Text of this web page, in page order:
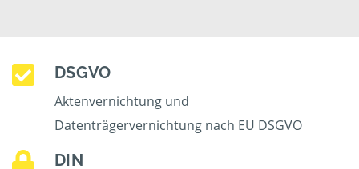
DSGVO
Aktenvernichtung und
Datenträgervernichtung nach EU DSGVO
DIN